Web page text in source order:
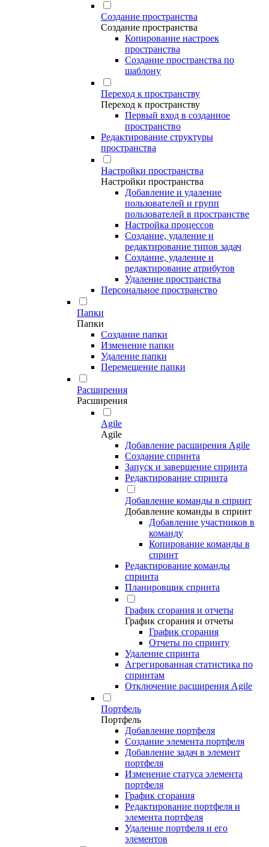
Создание пространства
Создание пространства
Копирование настроек
пространства
Создание пространства по
шаблону
Переход к пространству
Переход к пространству
Первый вход в созданное
пространство
Редактирование структуры
пространства
Настройки пространства
Настройки пространства
Добавление и удаление
пользователей и групп
пользователей в пространстве
Настройка процессов
Создание, удаление и
редактирование типов задач
Создание, удаление и
редактирование атрибутов
Удаление пространства
Персональное пространство
Папки
Папки
Создание папки
Изменение папки
Удаление папки
Перемещение папки
Расширения
Расширения
Agile
Agile
Добавление расширения Agile
Создание спринта
Запуск и завершение спринта
Редактирование спринта
Добавление команды в спринт
Добавление команды в спринт
Добавление участников в
команду
Копирование команды в
спринт
Редактирование команды
спринта
Планировщик спринта
График сгорания и отчеты
График сгорания и отчеты
График сгорания
Отчеты по спринту
Удаление спринта
Агрегированная статистика по
спринтам
Отключение расширения Agile
Портфель
Портфель
Добавление портфеля
Создание элемента портфеля
Добавление задач в элемент
портфеля
Изменение статуса элемента
портфеля
График сгорания
Редактирование портфеля и
элемента портфеля
Удаление портфеля и его
элементов